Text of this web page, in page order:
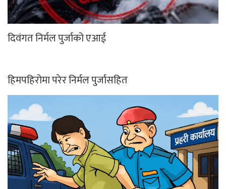
दिवंगत निर्मल पुर्जाको एआई
हिमपहिरोमा परेर निर्मल पुर्जासहित